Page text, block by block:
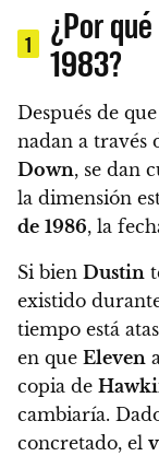
1
¿Por
1983?
Después de que
nadan a través
Down, se dan
la dimensión
de 1986, la
Si bien Dustin
existido
tiempo está
en que Eleven
copia de
cambiaría.
concretado, el